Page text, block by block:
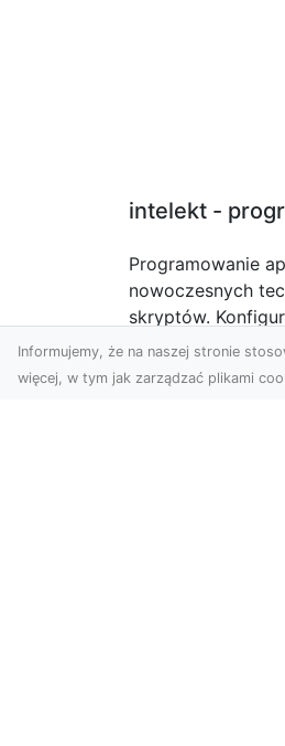
intelekt -
Programowanie
nowoczesnych
skryptów.
działania aplikacji.
Informujemy, że na naszej stronie
więcej, w tym jak zarządzać plikami